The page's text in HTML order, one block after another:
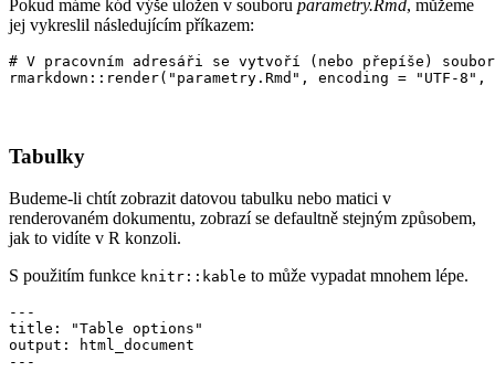
Pokud máme kód výše uložen v souboru parametry.Rmd, můžeme
jej vykreslil následujícím příkazem:
# V pracovním adresáři se vytvoří (nebo přepíše) soubor
rmarkdown::render("parametry.Rmd", encoding =
Tabulky
Budeme-li chtít zobrazit datovou tabulku nebo matici v
renderovaném dokumentu, zobrazí se defaultně stejným způsobem,
jak to vidíte v R konzoli.
S použitím funkce knitr::kable to může vypadat mnohem lépe.
---
title: "Table options"
output: html_document
---